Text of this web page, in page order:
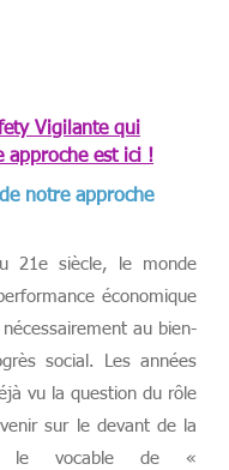
Vigilante qui
approche est ici !
notre approche
21e siècle, le monde
économique
au bien-
social. Les années
vu la question du rôle
sur le devant de la
le vocable de «